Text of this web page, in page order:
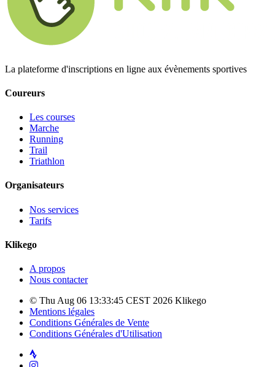
La plateforme d'inscriptions en ligne aux évènements sportives
Coureurs
Les courses
Marche
Running
Trail
Triathlon
Organisateurs
Nos services
Tarifs
Klikego
A propos
Nous contacter
© Thu Aug 06 13:33:45 CEST 2026 Klikego
Mentions légales
Conditions Générales de Vente
Conditions Générales d'Utilisation
Strava